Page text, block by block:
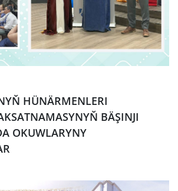
HÜNÄRMENLERI
BÄŞINJI
OKUWLARYNY